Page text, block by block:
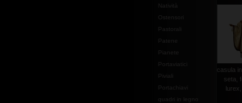
Natività
Ostensori
Pastorali
Patene
Pianete
Portaviatici
Piviali
Portachiavi
quadri in legno
casula
seta,
lurex,